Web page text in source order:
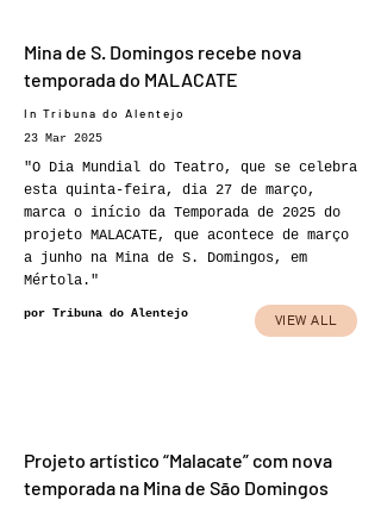
Mina de S. Domingos recebe nova
temporada do MALACATE
In Tribuna do Alentejo
23 Mar 2025
"O Dia Mundial do Teatro, que se celebra
esta quinta-feira, dia 27 de março,
marca o início da Temporada de 2025 do
projeto MALACATE, que acontece de março
a junho na Mina de S. Domingos, em
Mértola."
por Tribuna do Alentejo
VIEW ALL
Projeto artístico “Malacate” com nova
temporada na Mina de São Domingos